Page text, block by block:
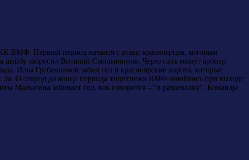
ВМФ. Первый период начался с атаки красноярцев, которым
шайбу забросил Виталий Смольянинов. Через пять минут арбитр
Илья Гребенников забил гол в красноярские ворота, которые
30 секунд до конца периода защитники ВМФ ошиблись при выходе
Малыгина забивает гол, как говорится – "в раздевалку". Команды